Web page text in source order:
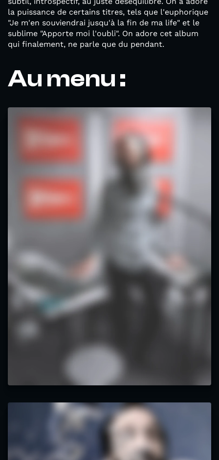
la puissance de certains titres, tels que l'euphorique
"Je m'en souviendrai jusqu'à la fin de ma life" et le
sublime "Apporte moi l'oubli". On adore cet album
qui finalement, ne parle que du pendant.
Au menu :